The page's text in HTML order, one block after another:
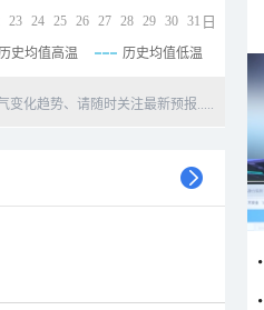
23 24 25 26 27 28 29 30 31 日
史均值高温 历史均值低温
变化趋势、请随时关注最新预报.....